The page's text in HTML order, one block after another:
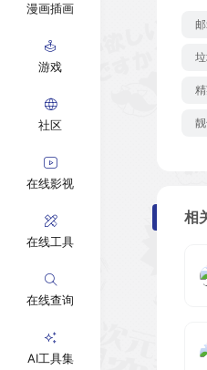
漫画插画
游戏
社区
在线影视
在线工具
在线查询
AI工具集
相